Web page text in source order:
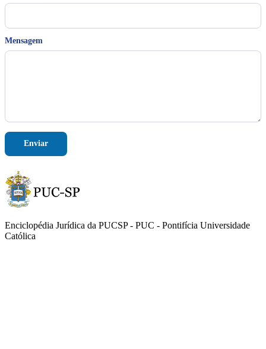
M
*
Mensagem
Enviar
Enciclopédia Jurídica da PUCSP - PUC - Pontifícia Universidade
Católica